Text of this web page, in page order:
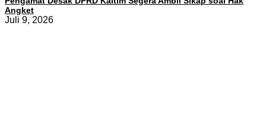
Angket
Juli 9, 2026